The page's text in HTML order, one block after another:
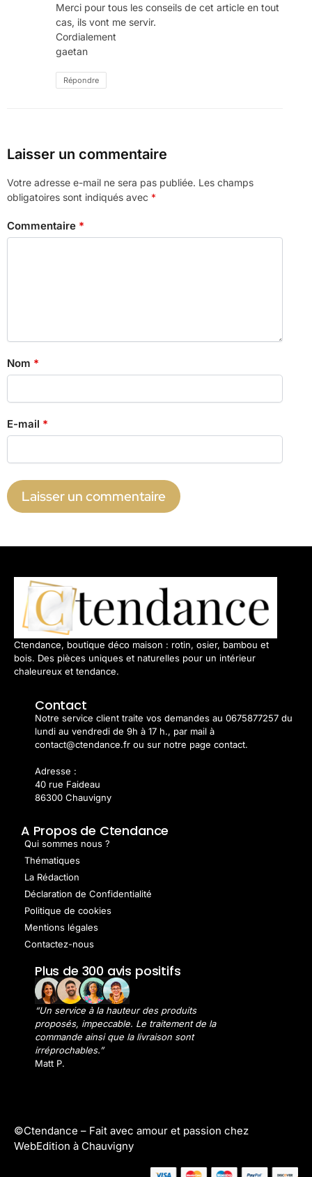
Merci pour tous les conseils de cet article en tout
cas, ils vont me servir.
Cordialement
gaetan
Répondre
Laisser un commentaire
Votre adresse e-mail ne sera pas publiée. Les champs
obligatoires sont indiqués avec *
Commentaire *
Nom *
E-mail *
Ctendance, boutique déco maison : rotin, osier, bambou et
bois. Des pièces uniques et naturelles pour un intérieur
chaleureux et tendance.
Contact
Notre service client traite vos demandes au 0675877257 du
lundi au vendredi de 9h à 17 h., par mail à
contact@ctendance.fr ou sur notre page contact.
Adresse :
40 rue Faideau
86300 Chauvigny
A Propos de Ctendance
Qui sommes nous ?
Thématiques
La Rédaction
Déclaration de Confidentialité
Politique de cookies
Mentions légales
Contactez-nous
Plus de 300 avis positifs
“Un service à la hauteur des produits
proposés, impeccable. Le traitement de la
commande ainsi que la livraison sont
irréprochables.”
Matt P.
©Ctendance – Fait avec amour et passion chez
WebEdition à Chauvigny